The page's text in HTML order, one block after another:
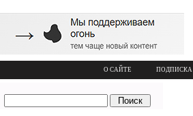
О САЙТЕ ПОДПИСКА